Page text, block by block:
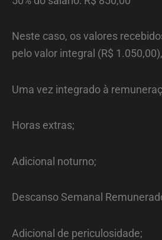
Neste caso, os valores
pelo valor integral (R$
Uma vez integrado à
Horas extras;
Adicional noturno;
Descanso Semanal
Adicional de periculosidade;